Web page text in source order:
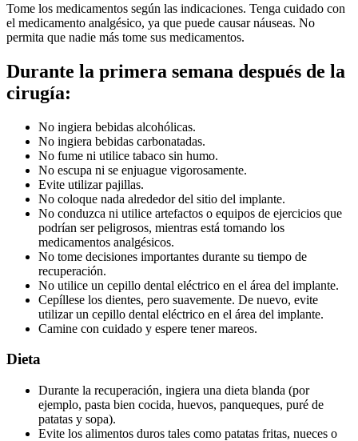
Tome los medicamentos según las indicaciones. Tenga cuidado con
el medicamento analgésico, ya que puede causar náuseas. No
permita que nadie más tome sus medicamentos.
Durante la primera semana después de la
cirugía:
No ingiera bebidas alcohólicas.
No ingiera bebidas carbonatadas.
No fume ni utilice tabaco sin humo.
No escupa ni se enjuague vigorosamente.
Evite utilizar pajillas.
No coloque nada alrededor del sitio del implante.
No conduzca ni utilice artefactos o equipos de ejercicios que
podrían ser peligrosos, mientras está tomando los
medicamentos analgésicos.
No tome decisiones importantes durante su tiempo de
recuperación.
No utilice un cepillo dental eléctrico en el área del implante.
Cepíllese los dientes, pero suavemente. De nuevo, evite
utilizar un cepillo dental eléctrico en el área del implante.
Camine con cuidado y espere tener mareos.
Dieta
Durante la recuperación, ingiera una dieta blanda (por
ejemplo, pasta bien cocida, huevos, panqueques, puré de
patatas y sopa).
Evite los alimentos duros tales como patatas fritas, nueces o